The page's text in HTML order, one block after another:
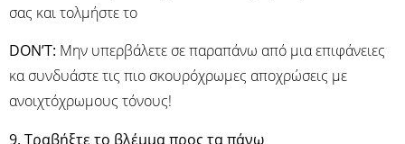
σας και τολμήστε το
DON’T: Μην υπερβάλετε σε παραπάνω από μια επιφάνειες
κα συνδυάστε τις πιο σκουρόχρωμες αποχρώσεις με
ανοιχτόχρωμους τόνους!
9. Τραβήξτε το βλέμμα προς τα πάνω